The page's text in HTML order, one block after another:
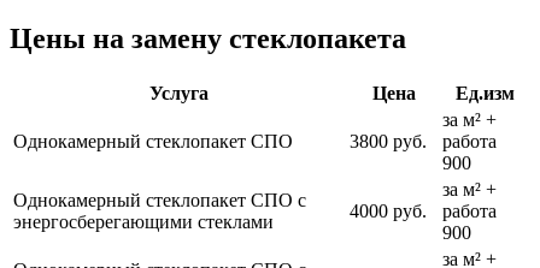
Цены на замену стеклопакета
Услуга Цена Ед.изм
Однокамерный стеклопакет СПО 3800 руб.
за м² +
работа
900
Однокамерный стеклопакет СПО с
энергосберегающими стеклами
4000 руб.
за м² +
работа
900
за м² +